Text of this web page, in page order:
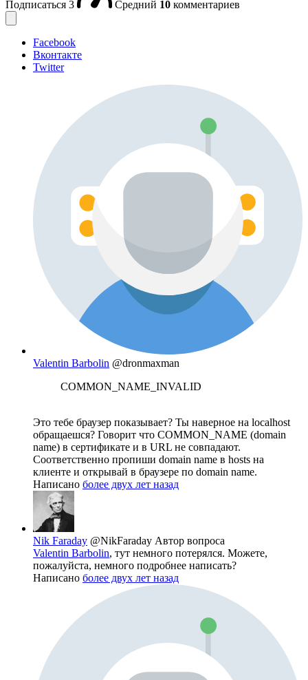
Подписаться 3 Средний 10 комментариев
Facebook
Вконтакте
Twitter
Valentin Barbolin @dronmaxman
COMMON_NAME_INVALID
Это тебе браузер показывает? Ты наверное на localhost
обращаешся? Говорит что COMMON_NAME (domain
name) в сертификате и в URL не совпадают.
Соответственно пропиши domain name в hosts на
клиенте и открывай в браузере по domain name.
Написано более двух лет назад
Nik Faraday @NikFaraday Автор вопроса
Valentin Barbolin, тут немного потерялся. Можете,
пожалуйста, немного подробнее написать?
Написано более двух лет назад